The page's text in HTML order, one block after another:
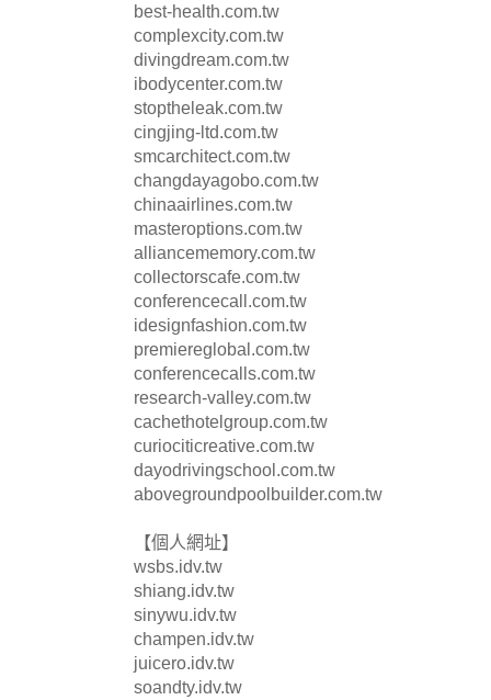
best-health.com.tw
complexcity.com.tw
divingdream.com.tw
ibodycenter.com.tw
stoptheleak.com.tw
cingjing-ltd.com.tw
smcarchitect.com.tw
changdayagobo.com.tw
chinaairlines.com.tw
masteroptions.com.tw
alliancememory.com.tw
collectorscafe.com.tw
conferencecall.com.tw
idesignfashion.com.tw
premiereglobal.com.tw
conferencecalls.com.tw
research-valley.com.tw
cachethotelgroup.com.tw
curiociticreative.com.tw
dayodrivingschool.com.tw
abovegroundpoolbuilder.com.tw
【個人網址】
wsbs.idv.tw
shiang.idv.tw
sinywu.idv.tw
champen.idv.tw
juicero.idv.tw
soandty.idv.tw